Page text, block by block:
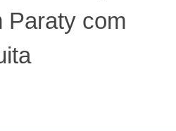
Paraty com